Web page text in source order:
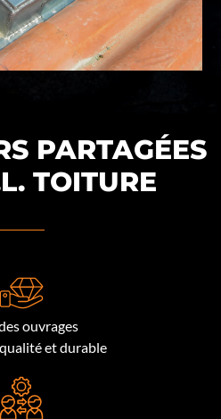
PARTAGÉES
TOITURE
ouvrages
et durable